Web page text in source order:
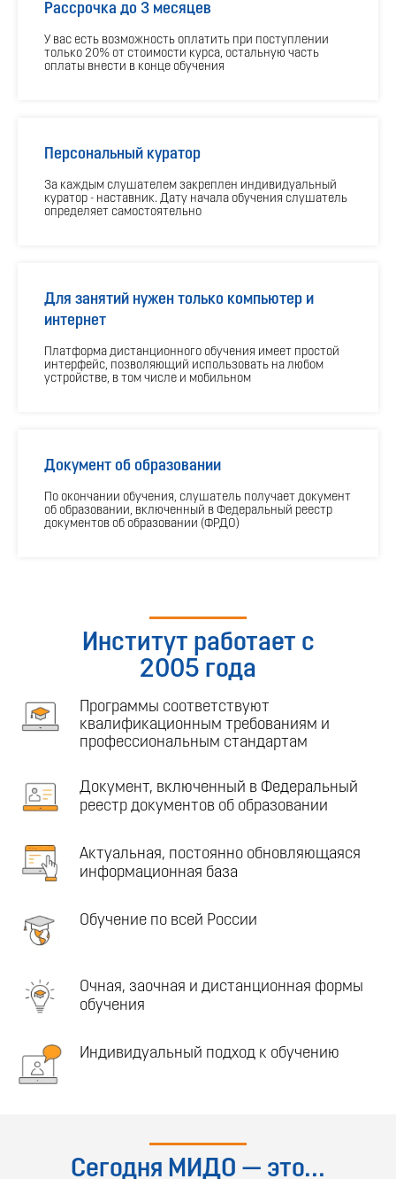
Рассрочка до 3 месяцев
У вас есть возможность оплатить при поступлении
только 20% от стоимости курса, остальную часть
оплаты внести в конце обучения
Персональный куратор
За каждым слушателем закреплен индивидуальный
куратор - наставник. Дату начала обучения слушатель
определяет самостоятельно
Для занятий нужен только компьютер и
интернет
Платформа дистанционного обучения имеет простой
интерфейс, позволяющий использовать на любом
устройстве, в том числе и мобильном
Документ об образовании
По окончании обучения, слушатель получает документ
об образовании, включенный в Федеральный реестр
документов об образовании (ФРДО)
Институт работает с
2005 года
Программы соответствуют
квалификационным требованиям и
профессиональным стандартам
Документ, включенный в Федеральный
реестр документов об образовании
Актуальная, постоянно обновляющаяся
информационная база
Обучение по всей России
Очная, заочная и дистанционная формы
обучения
Индивидуальный подход к обучению
Сегодня МИДО — это...